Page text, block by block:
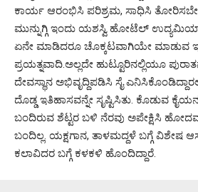
ಕಾರ್ಯ ಆರಂಭಿಸಿ ಪರಿಶ್ರಮ, ಸಾಧಿಸಿ
ಮುನ್ನುಗ್ಗಿ ಇಂದು ಯಶಸ್ವಿ ಹೋಟೆಲ್
ಏನೇ ಮಾಡಿದರೂ ಚೊಕ್ಕಟವಾಗಿಯೇ ಮಾಡುವ
ಪ್ರಯತ್ನವಾದಿ.ಅಲ್ಲದೇ ಹುಟ್ಟೂರಿನಲ್ಲಿಯೂ
ದೇವಸ್ಥಾನ ಅಭಿವೃದ್ದಿಪಡಿಸಿ ಸೈ
ದೊಡ್ಡ ಇತಿಹಾಸವನ್ನೇ ಸೃಷ್ಟಿಸಿತು. ಕೊಡುವ
ಬಂದಿರುವ ಶೆಟ್ಟರ ಬಳಿ ನೆರವು ಅಪೇಕ್ಷಿಸಿ
ಬಂದಿಲ್ಲ. ಯಕ್ಷಗಾನ, ತಾಳಮದ್ದಳೆ ಬಗ್ಗೆ ವಿಶೇಷ
ಕಲಾವಿದರ ಬಗ್ಗೆ ಕಳಕಳಿ ಹೊಂದಿದ್ದಾರೆ.